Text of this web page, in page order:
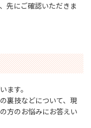
先にご確認いただきま
ます。
裏技などについて、現
⽅のお悩みにお答えい